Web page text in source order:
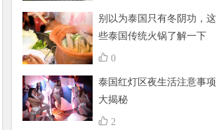
别以为泰国只有冬阴功，这
些泰国传统火锅了解一下
0
泰国红灯区夜生活注意事项
大揭秘
2